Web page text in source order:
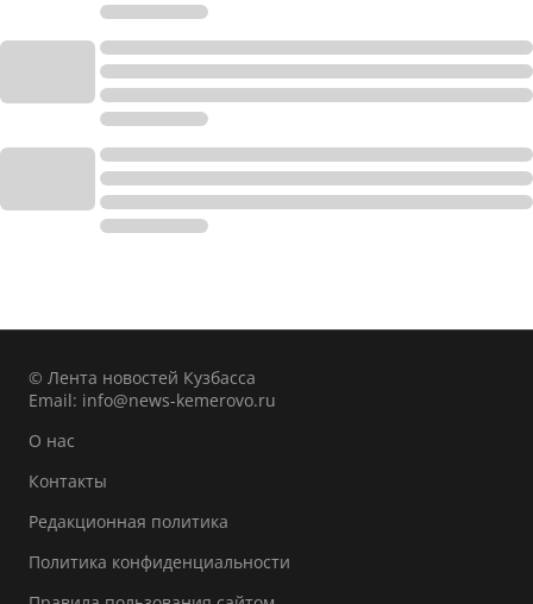
© Лента новостей Кузбасса
Email: info@news-kemerovo.ru
О нас
Контакты
Редакционная политика
Политика конфиденциальности